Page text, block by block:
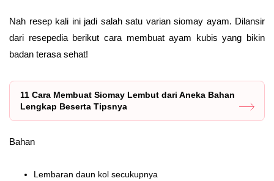
Nah resep kali ini jadi salah satu varian siomay ayam. Dilansir
dari resepedia berikut cara membuat ayam kubis yang bikin
badan terasa sehat!
11 Cara Membuat Siomay Lembut dari Aneka Bahan
Lengkap Beserta Tipsnya
Bahan
Lembaran daun kol secukupnya